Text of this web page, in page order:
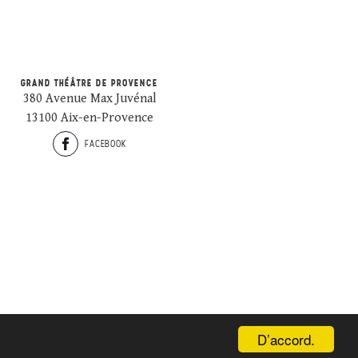
D’accord.
GRAND THÉÂTRE DE PROVENCE
380 Avenue Max Juvénal
13100 Aix-en-Provence
FACEBOOK